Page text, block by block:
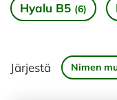
Hyalu B5 (6)
Järjestä Nimen